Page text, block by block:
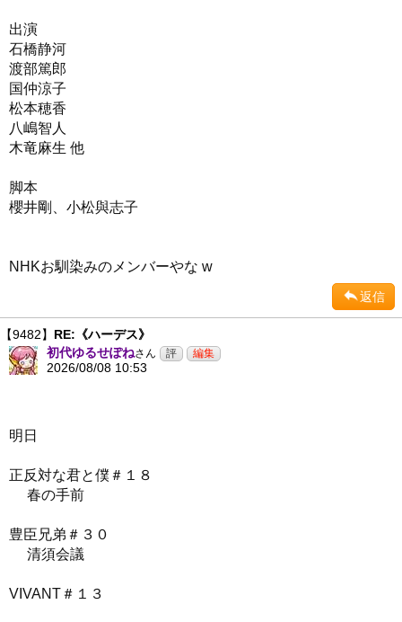
出演
石橋静河
渡部篤郎
国仲涼子
松本穂香
八嶋智人
木竜麻生 他
脚本
櫻井剛、小松與志子
NHKお馴染みのメンバーやな w
返信
【9482】 RE:《ハーデス》
初代ゆるせぽねさん
2026/08/08 10:53
明日
正反対な君と僕＃１８
春の手前
豊臣兄弟＃３０
清須会議
VIVANT＃１３